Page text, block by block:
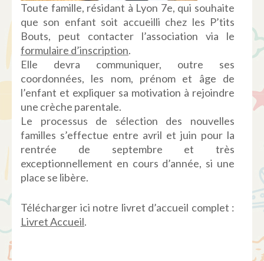
Toute famille, résidant à Lyon 7e, qui souhaite
que son enfant soit accueilli chez les P’tits
Bouts, peut contacter l’association via le
formulaire d’inscription.
Elle devra communiquer, outre ses
coordonnées, les nom, prénom et âge de
l’enfant et expliquer sa motivation à rejoindre
une crèche parentale.
Le processus de sélection des nouvelles
familles s’effectue entre avril et juin pour la
rentrée de septembre et très
exceptionnellement en cours d’année, si une
place se libère.
Télécharger ici notre livret d’accueil complet :
Livret Accueil.